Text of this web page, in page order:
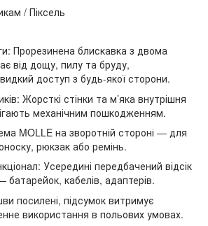
/ Піксель
Прорезинена блискавка з двома
від дощу, пилу та бруду,
доступ з будь-якої сторони.
Жорсткі стінки та м’яка внутрішня
механічним пошкодженням.
MOLLE на зворотній стороні — для
рюкзак або ремінь.
Усередині передбачений відсік
батарейок, кабелів, адаптерів.
посилені, підсумок витримує
використання в польових умовах.